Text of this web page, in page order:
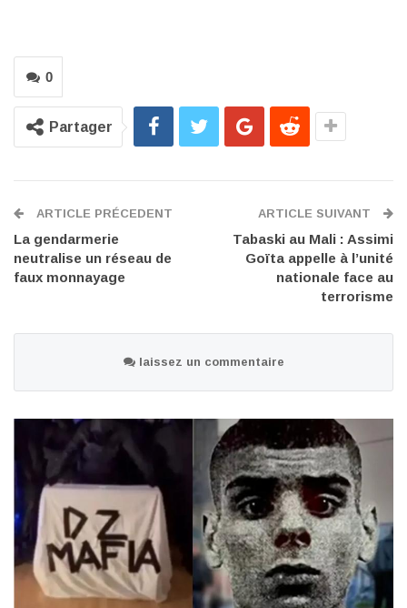
0
Partager
ARTICLE PRÉCEDENT
La gendarmerie
neutralise un réseau de
faux monnayage
ARTICLE SUIVANT
Tabaski au Mali : Assimi
Goïta appelle à l’unité
nationale face au
terrorisme
laissez un commentaire